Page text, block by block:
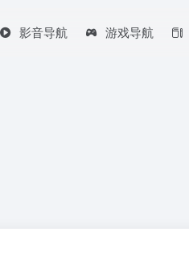
影音导航 游戏导航